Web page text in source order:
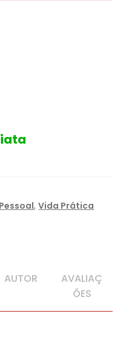
,Vida Prática
AUTOR
AVALIAÇ
ÕES